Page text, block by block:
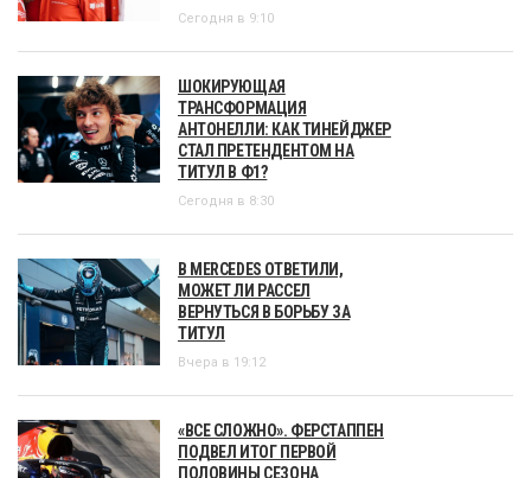
Сегодня в 9:10
ШОКИРУЮЩАЯ
ТРАНСФОРМАЦИЯ
АНТОНЕЛЛИ: КАК ТИНЕЙДЖЕР
СТАЛ ПРЕТЕНДЕНТОМ НА
ТИТУЛ В Ф1?
Сегодня в 8:30
В MERCEDES ОТВЕТИЛИ,
МОЖЕТ ЛИ РАССЕЛ
ВЕРНУТЬСЯ В БОРЬБУ ЗА
ТИТУЛ
Вчера в 19:12
«ВСЕ СЛОЖНО». ФЕРСТАППЕН
ПОДВЕЛ ИТОГ ПЕРВОЙ
ПОЛОВИНЫ СЕЗОНА